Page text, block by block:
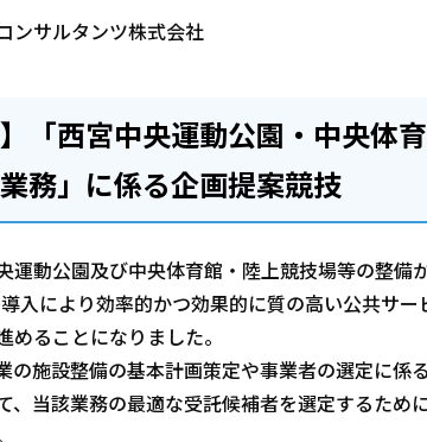
ンサルタンツ株式会社
】「西宮中央運動公園・中央体
務」に係る企画提案競技
運動公園及び中央体育館・陸上競技場等の整備
入により効率的かつ効果的に質の高い公共サ
めることになりました。
の施設整備の基本計画策定や事業者の選定に係
、当該業務の最適な受託候補者を選定するた